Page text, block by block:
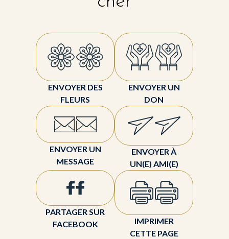
ENVOYER DES
FLEURS
ENVOYER UN
DON
ENVOYER UN
MESSAGE
ENVOYER À
UN(E) AMI(E)
PARTAGER SUR
FACEBOOK
IMPRIMER
CETTE PAGE